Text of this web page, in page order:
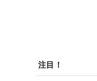
注目！